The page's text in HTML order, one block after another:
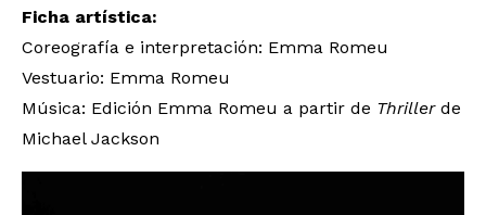
Ficha artística:
Coreografía e interpretación: Emma Romeu
Vestuario: Emma Romeu
Música: Edición Emma Romeu a partir de Thrillerde
Michael Jackson